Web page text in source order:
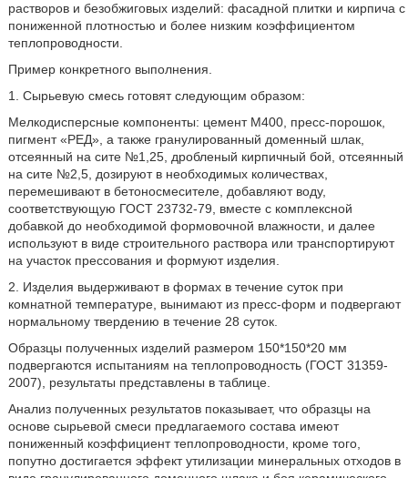
растворов и безобжиговых изделий: фасадной плитки и кирпича с
пониженной плотностью и более низким коэффициентом
теплопроводности.
Пример конкретного выполнения.
1. Сырьевую смесь готовят следующим образом:
Мелкодисперсные компоненты: цемент М400, пресс-порошок,
пигмент «РЕД», а также гранулированный доменный шлак,
отсеянный на сите №1,25, дробленый кирпичный бой, отсеянный
на сите №2,5, дозируют в необходимых количествах,
перемешивают в бетоносмесителе, добавляют воду,
соответствующую ГОСТ 23732-79, вместе с комплексной
добавкой до необходимой формовочной влажности, и далее
используют в виде строительного раствора или транспортируют
на участок прессования и формуют изделия.
2. Изделия выдерживают в формах в течение суток при
комнатной температуре, вынимают из пресс-форм и подвергают
нормальному твердению в течение 28 суток.
Образцы полученных изделий размером 150*150*20 мм
подвергаются испытаниям на теплопроводность (ГОСТ 31359-
2007), результаты представлены в таблице.
Анализ полученных результатов показывает, что образцы на
основе сырьевой смеси предлагаемого состава имеют
пониженный коэффициент теплопроводности, кроме того,
попутно достигается эффект утилизации минеральных отходов в